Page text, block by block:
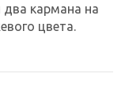
два кармана на
цвета.